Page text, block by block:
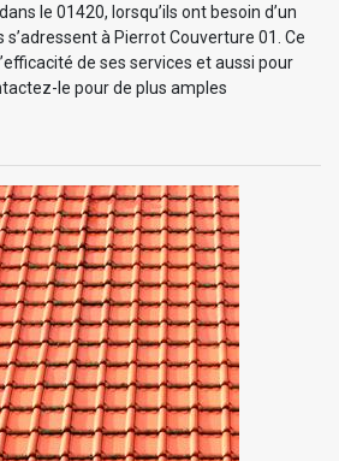
le 01420, lorsqu’ils ont besoin d’un
à Pierrot Couverture 01. Ce
de ses services et aussi pour
le pour de plus amples